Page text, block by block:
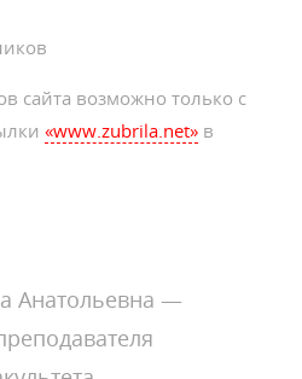
сайта возможно только с
«www.zubrila.net» в
Анатольевна —